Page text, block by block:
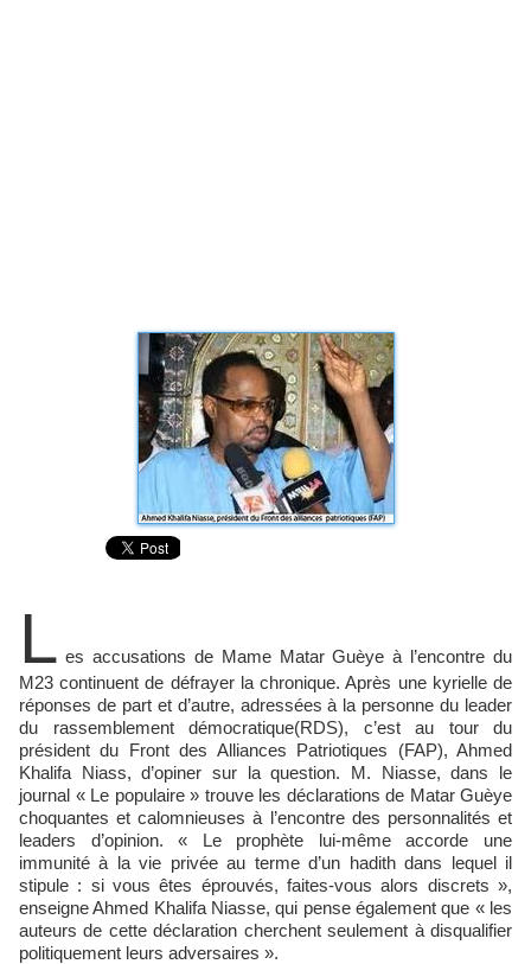
L es accusations de Mame Matar Guèye à l’encontre du
M23 continuent de défrayer la chronique. Après une kyrielle de
réponses de part et d’autre, adressées à la personne du leader
du rassemblement démocratique(RDS), c’est au tour du
président du Front des Alliances Patriotiques (FAP), Ahmed
Khalifa Niass, d’opiner sur la question. M. Niasse, dans le
journal « Le populaire » trouve les déclarations de Matar Guèye
choquantes et calomnieuses à l’encontre des personnalités et
leaders d’opinion. « Le prophète lui-même accorde une
immunité à la vie privée au terme d’un hadith dans lequel il
stipule : si vous êtes éprouvés, faites-vous alors discrets »,
enseigne Ahmed Khalifa Niasse, qui pense également que « les
auteurs de cette déclaration cherchent seulement à disqualifier
politiquement leurs adversaires ».